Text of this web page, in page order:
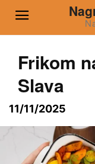
Frikom
Slava
11/11/2025